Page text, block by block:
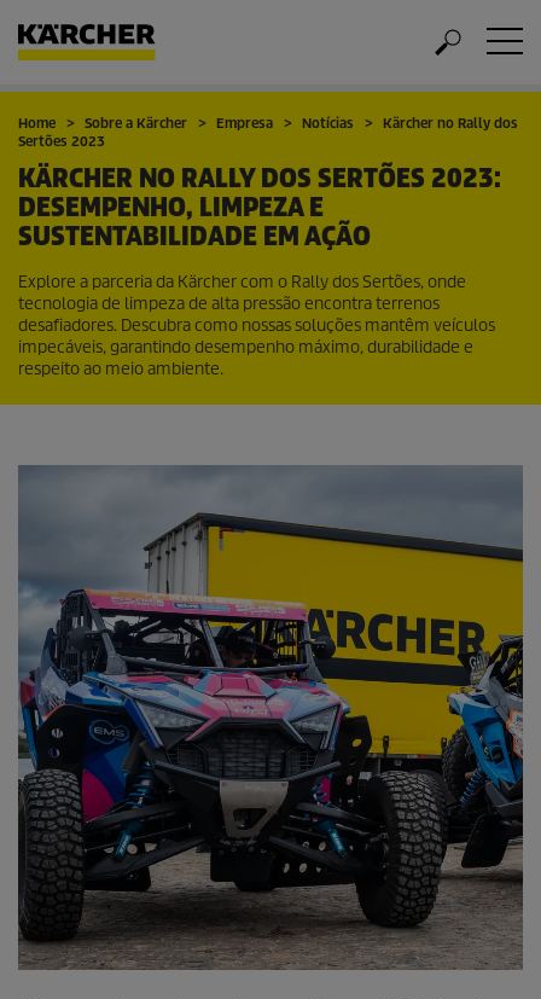
Home Sobre a Kärcher Empresa Notícias
Kärcher no Rally dos
Sertões 2023
KÄRCHER NO RALLY DOS SERTÕES 2023:
DESEMPENHO, LIMPEZA E
SUSTENTABILIDADE EM AÇÃO
Explore a parceria da Kärcher com o Rally dos Sertões, onde
tecnologia de limpeza de alta pressão encontra terrenos
desafiadores. Descubra como nossas soluções mantêm veículos
impecáveis, garantindo desempenho máximo, durabilidade e
respeito ao meio ambiente.